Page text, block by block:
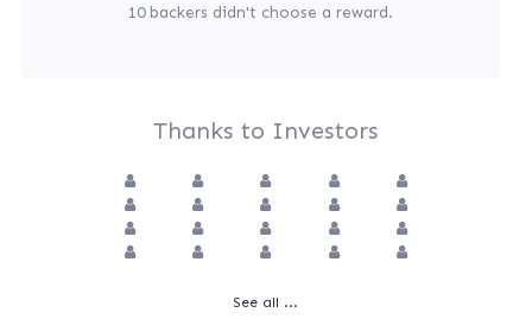
10 backers didn't choose a reward.
Thanks to Investors
See all ...